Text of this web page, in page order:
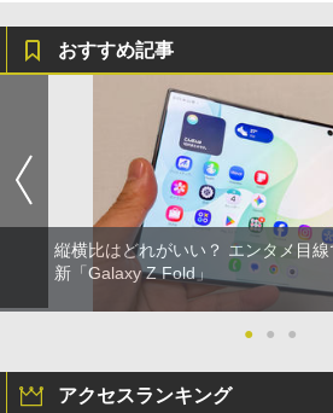
おすすめ記事
縦横比はどれがいい？ エンタメ目
新「Galaxy Z Fold」
● ● ●
アクセスランキング